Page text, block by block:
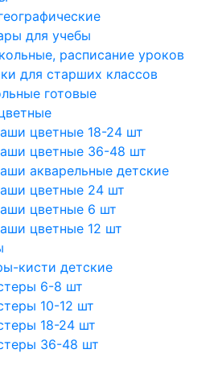
для учебы
расписание уроков
для старших классов
готовые
цветные 18-24 шт
цветные 36-48 шт
акварельные детские
цветные 24 шт
цветные 6 шт
цветные 12 шт
кисти детские
6-8 шт
10-12 шт
18-24 шт
36-48 шт